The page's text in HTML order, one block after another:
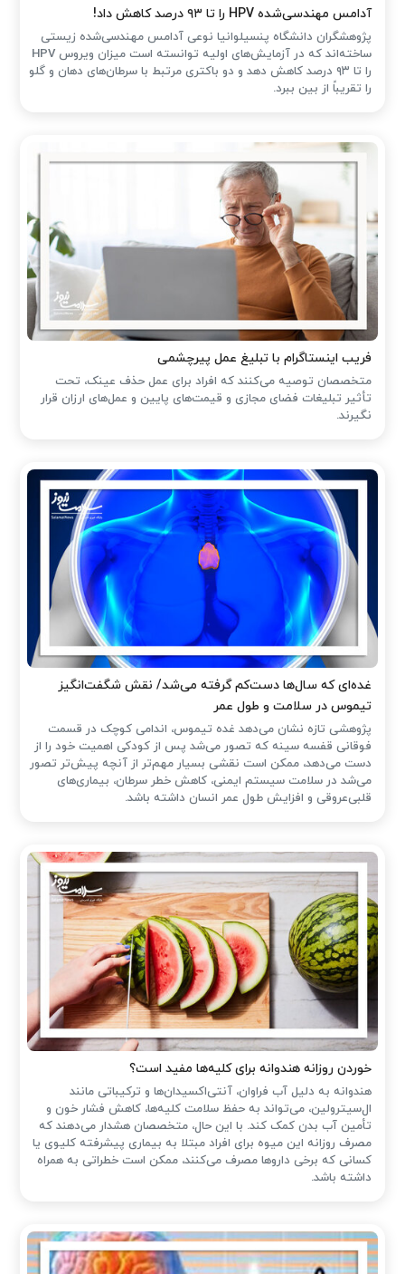
آدامس مهندسی‌شده‌ HPV را تا ۹۳ درصد کاهش داد!
پژوهشگران دانشگاه پنسیلوانیا نوعی آدامس مهندسی‌شده زیستی
ساخته‌اند که در آزمایش‌های اولیه توانسته است میزان ویروس HPV
را تا ۹۳ درصد کاهش دهد و دو باکتری مرتبط با سرطان‌های دهان و گلو
را تقریباً از بین ببرد.
فریب اینستاگرام با تبلیغ عمل پیرچشمی
متخصصان توصیه می‌کنند که افراد برای عمل حذف عینک، تحت
تأثیر تبلیغات فضای مجازی و قیمت‌های پایین و عمل‌های ارزان قرار
نگیرند.
غده‌ای که سال‌ها دست‌کم گرفته می‌شد/ نقش شگفت‌انگیز
تیموس در سلامت و طول عمر
پژوهشی تازه نشان می‌دهد غده تیموس، اندامی کوچک در قسمت
فوقانی قفسه سینه که تصور می‌شد پس از کودکی اهمیت خود را از
دست می‌دهد، ممکن است نقشی بسیار مهم‌تر از آنچه پیش‌تر تصور
می‌شد در سلامت سیستم ایمنی، کاهش خطر سرطان، بیماری‌های
قلبی‌عروقی و افزایش طول عمر انسان داشته باشد.
خوردن روزانه هندوانه برای کلیه‌ها مفید است؟
هندوانه به دلیل آب فراوان، آنتی‌اکسیدان‌ها و ترکیباتی مانند
ال‌سیترولین، می‌تواند به حفظ سلامت کلیه‌ها، کاهش فشار خون و
تأمین آب بدن کمک کند. با این حال، متخصصان هشدار می‌دهند که
مصرف روزانه این میوه برای افراد مبتلا به بیماری پیشرفته کلیوی یا
کسانی که برخی داروها مصرف می‌کنند، ممکن است خطراتی به همراه
داشته باشد.